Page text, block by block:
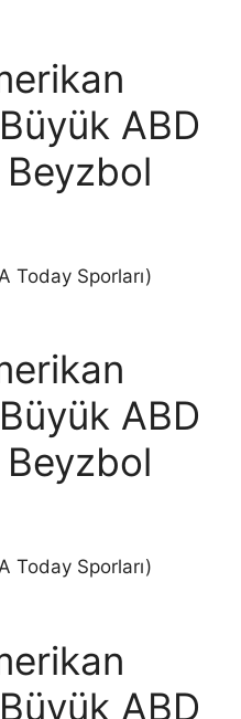
ABD
Today Sporları)
ABD
Today Sporları)
ABD